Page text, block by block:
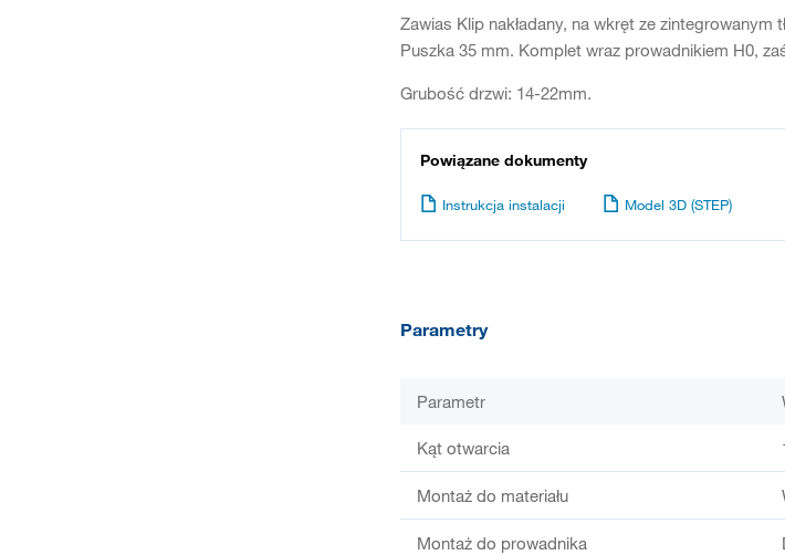
Zawias Klip nakładany, na wkręt ze
Puszka 35 mm. Komplet wraz prowadnikiem H0,
Grubość drzwi: 14-22mm.
Powiązane dokumenty
Instrukcja instalacji Model 3D (STEP)
Parametry
Parametr
Kąt otwarcia
Montaż do materiału
Montaż do prowadnika